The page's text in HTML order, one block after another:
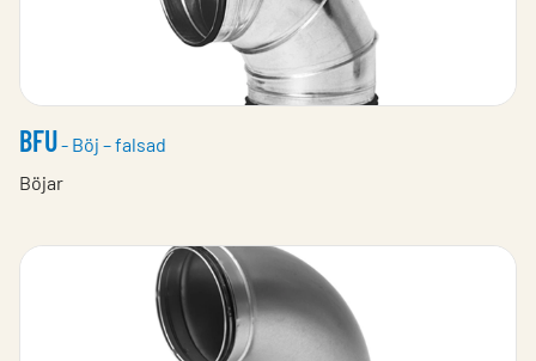
BFU- Böj – falsad
Böjar